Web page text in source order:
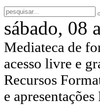
sábado, 08
Mediateca de
acesso livre e
Recursos
e